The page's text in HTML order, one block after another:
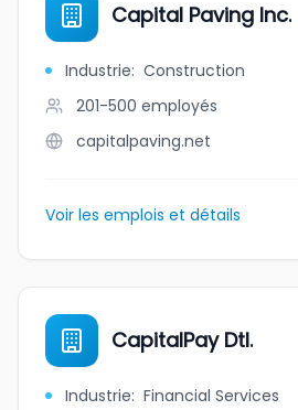
Capital Paving Inc.
Industrie: Construction
201-500 employés
capitalpaving.net
Voir les emplois et détails
CapitalPay Dtl.
Industrie: Financial Services